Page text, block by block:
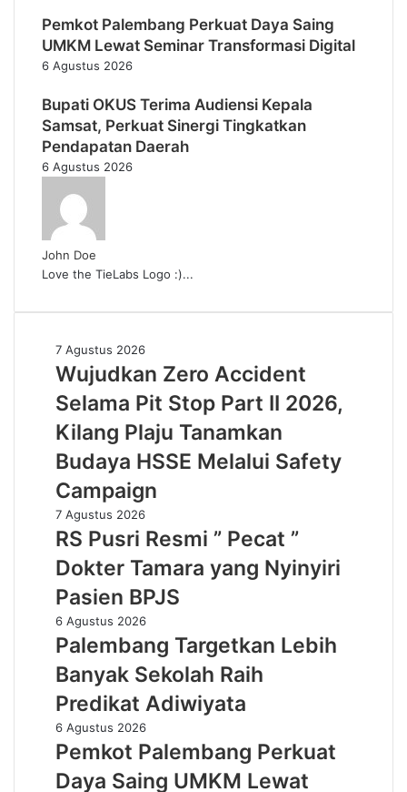
Pemkot Palembang Perkuat Daya Saing
UMKM Lewat Seminar Transformasi Digital
6 Agustus 2026
Bupati OKUS Terima Audiensi Kepala
Samsat, Perkuat Sinergi Tingkatkan
Pendapatan Daerah
6 Agustus 2026
John Doe
Love the TieLabs Logo :)...
Wujudkan
Zero
Accident
Selama
Pit
Stop
Part
II
2026,
Kilang
Plaju
Tanamkan
Budaya
HSSE
Melalui
Safety
Campaign
7 Agustus 2026
Wujudkan Zero Accident
Selama Pit Stop Part II 2026,
Kilang Plaju Tanamkan
Budaya HSSE Melalui Safety
Campaign
RS
Pusri
Resmi
Pecat
”
Dokter
Tamara
yang
Nyinyiri
Pasien
BPJS
7 Agustus 2026
RS Pusri Resmi ” Pecat ”
Dokter Tamara yang Nyinyiri
Pasien BPJS
Palembang
Targetkan
Lebih
Banyak
Sekolah
Raih
Predikat
Adiwiyata
6 Agustus 2026
Palembang Targetkan Lebih
Banyak Sekolah Raih
Predikat Adiwiyata
Pemkot
Palembang
Perkuat
Daya
6 Agustus 2026
Pemkot Palembang Perkuat
Daya Saing UMKM Lewat